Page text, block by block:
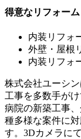
得意なリフォーム
内装リフォ
外壁・屋根
内装リフォ
株式会社ユーシ
工事を多数手が
病院の新築工事
種多様な案件に
す。3Dカメラに